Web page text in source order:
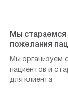
Мы
пожелания
Мы организуем
пациентов и
для клиента